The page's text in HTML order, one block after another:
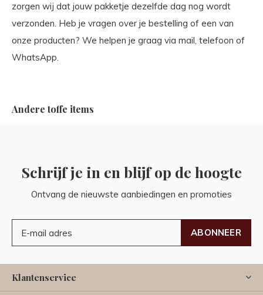
zorgen wij dat jouw pakketje dezelfde dag nog wordt
verzonden. Heb je vragen over je bestelling of een van
onze producten? We helpen je graag via mail, telefoon of
WhatsApp.
Andere toffe items
Schrijf je in en blijf op de hoogte
Ontvang de nieuwste aanbiedingen en promoties
ABONNEER
Klantenservice